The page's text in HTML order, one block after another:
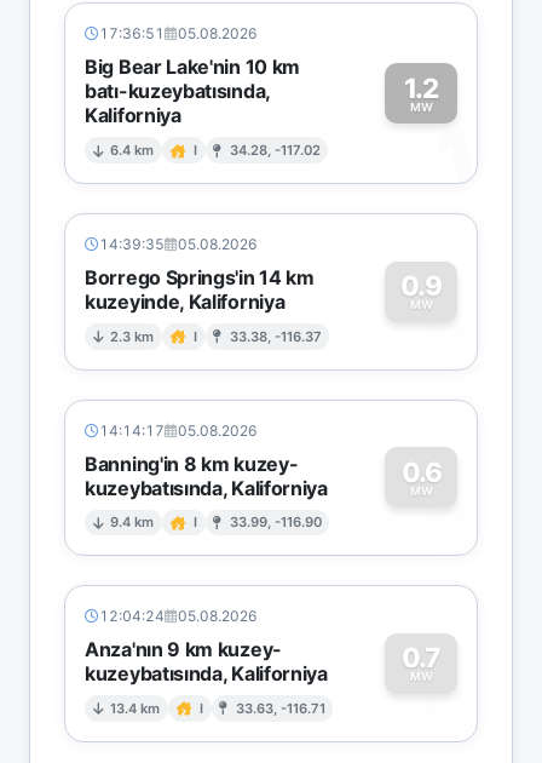
17:36:51 05.08.2026
Big Bear Lake'nin 10 km
batı-kuzeybatısında,
Kaliforniya
6.4 km I 34.28, -117.02
1.2
MW
1
14:39:35 05.08.2026
Borrego Springs'in 14 km
kuzeyinde, Kaliforniya
2.3 km I 33.38, -116.37
0.9
MW
0
14:14:17 05.08.2026
Banning'in 8 km kuzey-
kuzeybatısında, Kaliforniya
9.4 km I 33.99, -116.90
0.6
MW
0
12:04:24 05.08.2026
Anza'nın 9 km kuzey-
kuzeybatısında, Kaliforniya
13.4 km I 33.63, -116.71
0.7
MW
0